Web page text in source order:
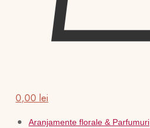
0,00 lei
Aranjamente florale & Parfumuri